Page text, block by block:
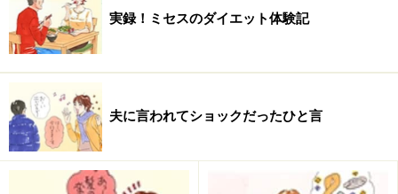
実録！ミセスのダイエット体験記
夫に言われてショックだったひと言